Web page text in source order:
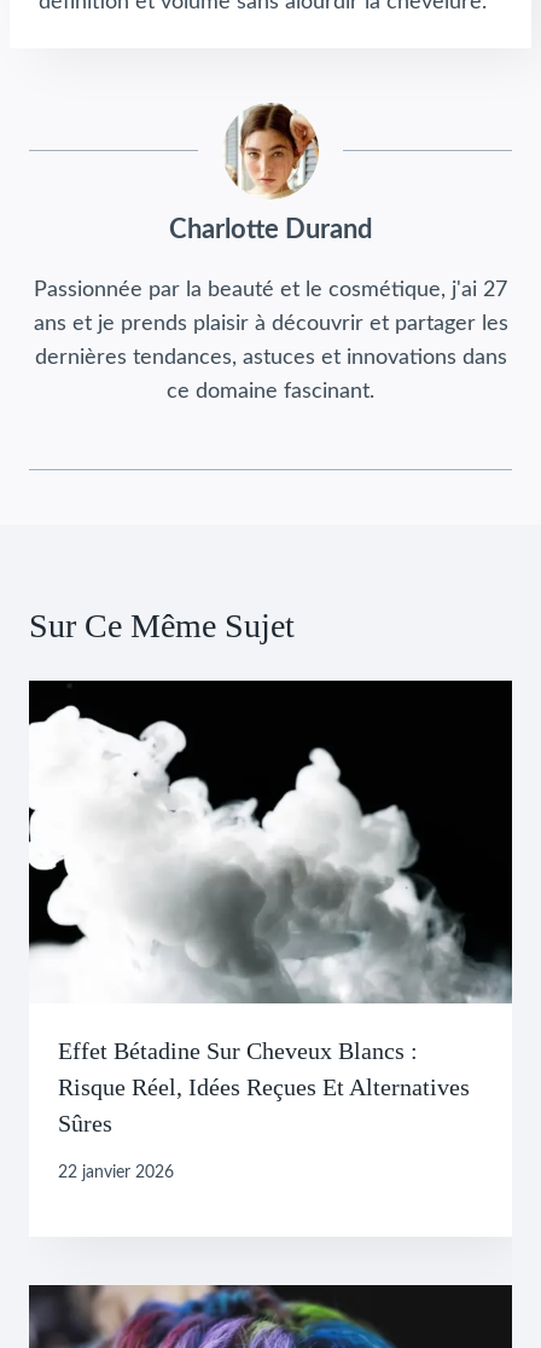
Charlotte Durand
Passionnée par la beauté et le cosmétique, j'ai 27
ans et je prends plaisir à découvrir et partager les
dernières tendances, astuces et innovations dans
ce domaine fascinant.
Sur Ce Même Sujet
Effet Bétadine Sur Cheveux Blancs :
Risque Réel, Idées Reçues Et Alternatives
Sûres
22 janvier 2026